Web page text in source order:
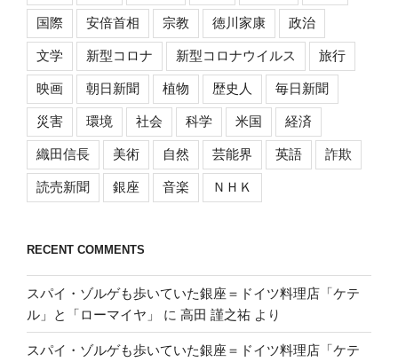
国際 安倍首相 宗教 徳川家康 政治
文学 新型コロナ 新型コロナウイルス 旅行
映画 朝日新聞 植物 歴史人 毎日新聞
災害 環境 社会 科学 米国 経済
織田信長 美術 自然 芸能界 英語 詐欺
読売新聞 銀座 音楽 ＮＨＫ
RECENT COMMENTS
スパイ・ゾルゲも歩いていた銀座＝ドイツ料理店「ケテ
ル」と「ローマイヤ」
に 高田 謹之祐 より
スパイ・ゾルゲも歩いていた銀座＝ドイツ料理店「ケテ